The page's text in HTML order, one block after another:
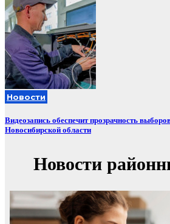
Новости
Видеозапись обеспечит прозрачность
Новосибирской области